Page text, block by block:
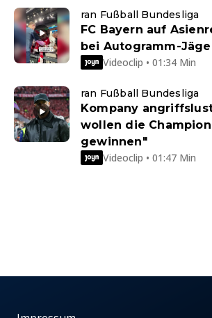
ran Fußball Bundesliga
FC Bayern auf
bei Autogramm-
Videoclip • 01:34 Min
ran Fußball Bundesliga
Kompany
wollen die
gewinnen"
Videoclip • 01:47 Min